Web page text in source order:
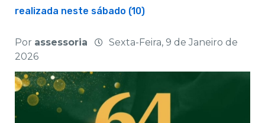
realizada neste sábado (10)
Por assessoria
Sexta-Feira, 9 de Janeiro de
2026